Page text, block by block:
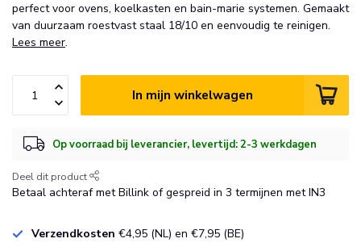
perfect voor ovens, koelkasten en bain-marie systemen. Gemaakt
van duurzaam roestvast staal 18/10 en eenvoudig te reinigen.
Lees meer.
In mijn winkelwagen
Op voorraad bij leverancier, levertijd: 2-3 werkdagen
Deel dit product
Betaal achteraf met Billink of gespreid in 3 termijnen met IN3
Verzendkosten €4,95 (NL) en €7,95 (BE)